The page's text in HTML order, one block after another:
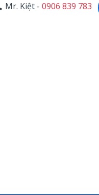
Mr. Kiệt - 0906 839 783